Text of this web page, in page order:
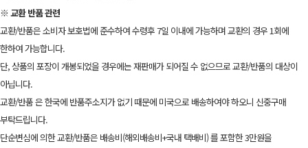
※ 교환 반품 관련
교환/반품은 소비자 보호법에 준수하여 수령후 7일 이내에 가능하며 교환의 경우 1회에
한하여 가능합니다.
단, 상품의 포장이 개봉되었을 경우에는 재판매가 되어질 수 없으므로 교환/반품의 대상이
아닙니다.
교환/반품 은 한국에 반품주소지가 없기 때문에 미국으로 배송하여야 하오니 신중구매
부탁드립니다.
단순변심에 의한 교환/반품은 배송비(해외배송비+국내 택배비) 를 포함한 3만원을